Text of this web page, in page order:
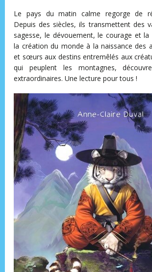
Le pays du matin calme regorge de
Depuis des siècles, ils transmettent des
sagesse, le dévouement, le courage et la
la création du monde à la naissance des
et sœurs aux destins entremêlés aux
qui peuplent les montagnes,
extraordinaires. Une lecture pour tous !